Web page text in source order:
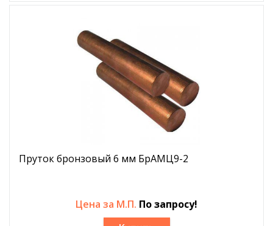
Пруток бронзовый 6 мм БрАМЦ9-2
Цена за М.П. По запросу!